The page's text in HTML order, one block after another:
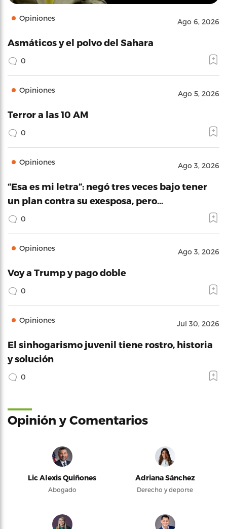
Opiniones Ago 6, 2026
Asmáticos y el polvo del Sahara
0
Opiniones Ago 5, 2026
Terror a las 10 AM
0
Opiniones Ago 3, 2026
“Esa es mi letra”: negó tres veces bajo tener
un plan contra su exesposa, pero…
0
Opiniones Ago 3, 2026
Voy a Trump y pago doble
0
Opiniones Jul 30, 2026
El sinhogarismo juvenil tiene rostro, historia
y solución
0
Opinión y Comentarios
Lic Alexis Quiñones
Abogado
Adriana Sánchez
Derecho y deporte